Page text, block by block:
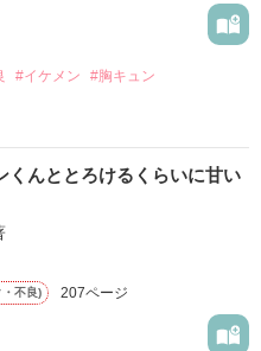
に、
学校で”王子様”と呼ばれる
けてくる。
める合図──。
.:*✨
#イケメン #胸キュン
む
くんととろけるくらいに甘い
不良) 207ページ